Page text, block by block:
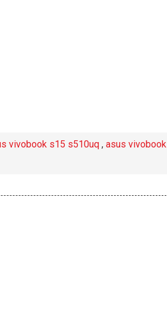
vivobook s15 s510uq,asus vivobook